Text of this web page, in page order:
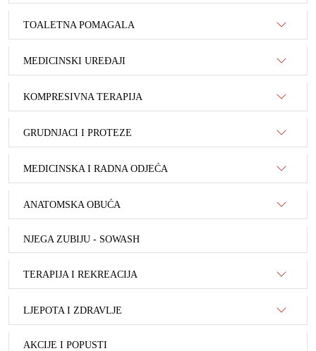
TOALETNA POMAGALA
MEDICINSKI UREĐAJI
KOMPRESIVNA TERAPIJA
GRUDNJACI I PROTEZE
MEDICINSKA I RADNA ODJEĆA
ANATOMSKA OBUĆA
NJEGA ZUBIJU - SOWASH
TERAPIJA I REKREACIJA
LJEPOTA I ZDRAVLJE
AKCIJE I POPUSTI